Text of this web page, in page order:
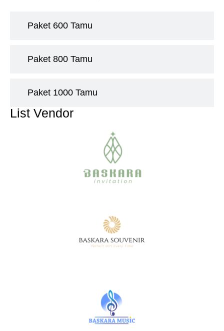
Paket 600 Tamu
Paket 800 Tamu
Paket 1000 Tamu
List Vendor